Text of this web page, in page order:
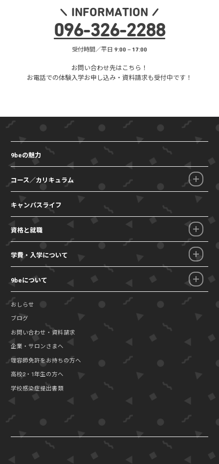
INFORMATION
096-326-2288
受付時間／平日 9:00 – 17:00
お問い合わせ先はこちら！
お電話での体験入学お申し込み・ 資料請求も受付中です！
9beの魅力
コース／カリキュラム
キャンパスライフ
資格と就職
学費・入学について
9beについて
おしらせ
ブログ
お問い合わせ・資料請求
企業・サロンさまへ
理容師免許をお持ちの方へ
高校2・1年生の方へ
学校感染症提出書類